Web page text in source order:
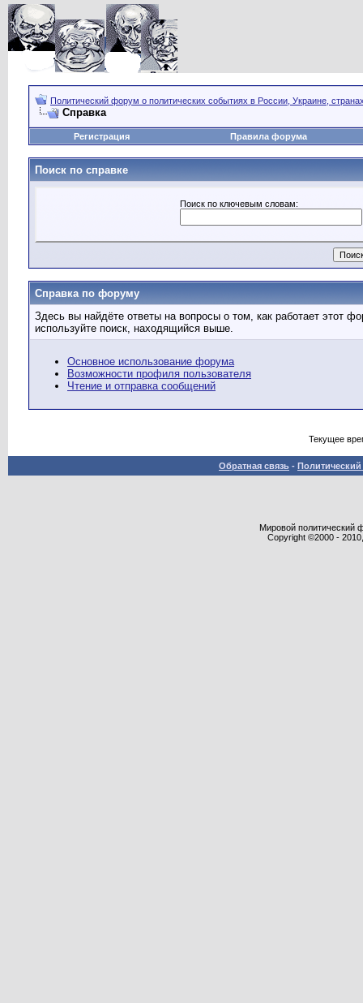
Политический форум о политических событиях в России, Украине,
Справка
Регистрация Правила форума
Поиск по справке
Поиск по ключевым словам:
Справка по форуму
Здесь вы найдёте ответы на вопросы о том, как работает этот
используйте поиск, находящийся выше.
Основное использование форума
Возможности профиля пользователя
Чтение и отправка сообщений
Текущее
Обратная связь -
Мировой политический
Copyright ©2000 -